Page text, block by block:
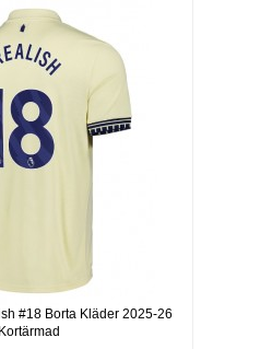
#18 Borta Kläder 2025-26
Kortärmad